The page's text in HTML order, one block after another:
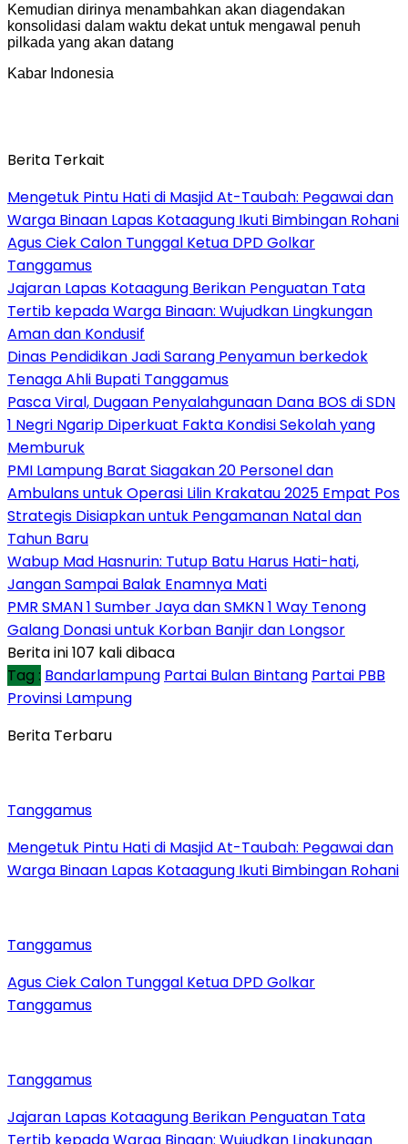
Kemudian dirinya menambahkan akan diagendakan
konsolidasi dalam waktu dekat untuk mengawal penuh
pilkada yang akan datang
Kabar Indonesia
Berita Terkait
Mengetuk Pintu Hati di Masjid At-Taubah: Pegawai dan
Warga Binaan Lapas Kotaagung Ikuti Bimbingan Rohani
Agus Ciek Calon Tunggal Ketua DPD Golkar
Tanggamus
Jajaran Lapas Kotaagung Berikan Penguatan Tata
Tertib kepada Warga Binaan: Wujudkan Lingkungan
Aman dan Kondusif
Dinas Pendidikan Jadi Sarang Penyamun berkedok
Tenaga Ahli Bupati Tanggamus
Pasca Viral, Dugaan Penyalahgunaan Dana BOS di SDN
1 Negri Ngarip Diperkuat Fakta Kondisi Sekolah yang
Memburuk
PMI Lampung Barat Siagakan 20 Personel dan
Ambulans untuk Operasi Lilin Krakatau 2025 Empat Pos
Strategis Disiapkan untuk Pengamanan Natal dan
Tahun Baru
Wabup Mad Hasnurin: Tutup Batu Harus Hati-hati,
Jangan Sampai Balak Enamnya Mati
PMR SMAN 1 Sumber Jaya dan SMKN 1 Way Tenong
Galang Donasi untuk Korban Banjir dan Longsor
Berita ini 107 kali dibaca
Tag : Bandarlampung Partai Bulan Bintang Partai PBB
Provinsi Lampung
Berita Terbaru
Tanggamus
Mengetuk Pintu Hati di Masjid At-Taubah: Pegawai dan
Warga Binaan Lapas Kotaagung Ikuti Bimbingan Rohani
Tanggamus
Agus Ciek Calon Tunggal Ketua DPD Golkar
Tanggamus
Tanggamus
Jajaran Lapas Kotaagung Berikan Penguatan Tata
Tertib kepada Warga Binaan: Wujudkan Lingkungan